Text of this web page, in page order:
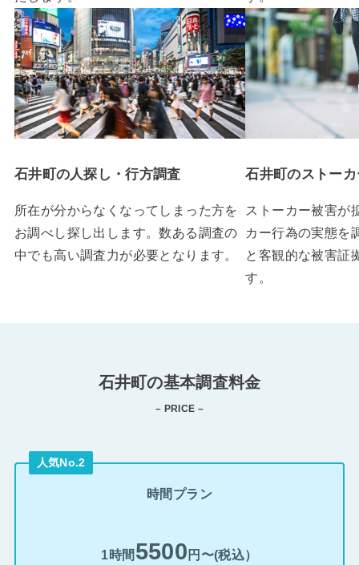
石井町の人探し・行方調査
所在が分からなくなってしまった方を
お調べし探し出します。数ある調査の
中でも高い調査力が必要となります。
石井町のストー
ストーカー被害が
カー行為の実態を
と客観的な被害証
す。
石井町の基本調査料金
– PRICE –
人気No.2
時間プラン
1時間 5500 円〜(税込）